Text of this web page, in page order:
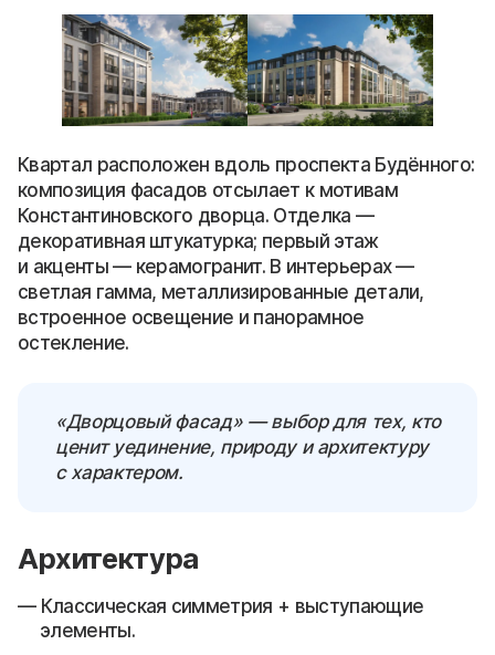
Квартал расположен вдоль проспекта Будённого:
композиция фасадов отсылает к мотивам
Константиновского дворца. Отделка —
декоративная штукатурка; первый этаж
и акценты — керамогранит. В интерьерах —
светлая гамма, металлизированные детали,
встроенное освещение и панорамное
остекление.
«Дворцовый фасад» — выбор для тех, кто
ценит уединение, природу и архитектуру
с характером.
Архитектура
Классическая симметрия + выступающие
элементы.